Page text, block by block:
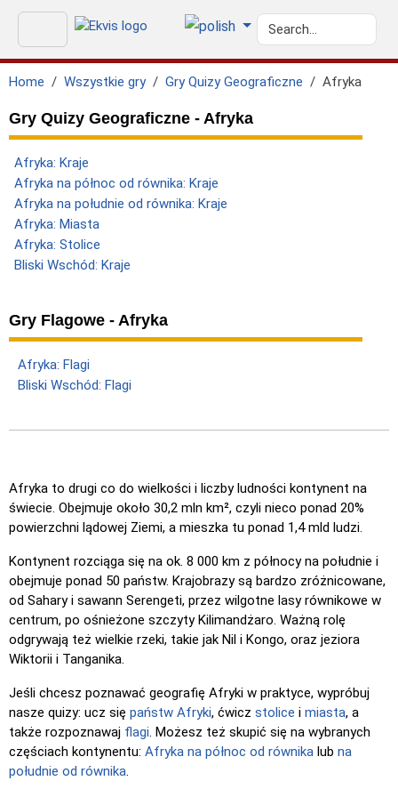
Home Wszystkie gry Gry Quizy Geograficzne Afryka
Gry Quizy Geograficzne - Afryka
Afryka: Kraje
Afryka na północ od równika: Kraje
Afryka na południe od równika: Kraje
Afryka: Miasta
Afryka: Stolice
Bliski Wschód: Kraje
Gry Flagowe - Afryka
Afryka: Flagi
Bliski Wschód: Flagi
Afryka to drugi co do wielkości i liczby ludności kontynent na
świecie. Obejmuje około 30,2 mln km², czyli nieco ponad 20%
powierzchni lądowej Ziemi, a mieszka tu ponad 1,4 mld ludzi.
Kontynent rozciąga się na ok. 8 000 km z północy na południe i
obejmuje ponad 50 państw. Krajobrazy są bardzo zróżnicowane,
od Sahary i sawann Serengeti, przez wilgotne lasy równikowe w
centrum, po ośnieżone szczyty Kilimandżaro. Ważną rolę
odgrywają też wielkie rzeki, takie jak Nil i Kongo, oraz jeziora
Wiktorii i Tanganika.
Jeśli chcesz poznawać geografię Afryki w praktyce, wypróbuj
nasze quizy: ucz się państw Afryki, ćwicz stolice i miasta, a
także rozpoznawaj flagi. Możesz też skupić się na wybranych
częściach kontynentu: Afryka na północ od równika lub na
południe od równika.